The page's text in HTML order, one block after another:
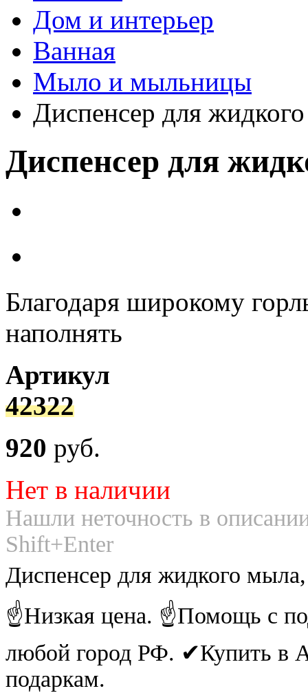
Дом и интерьер
Ванная
Мыло и мыльницы
Диспенсер для
Диспенсер для
Благодаря широкому
наполнять
Артикул
42322
920 руб.
Нет в наличии
Нашли неточность в
Shift+Enter
Диспенсер для жидкого
☝Низкая цена. ☝Помощь с
любой город РФ. ✔Купить
подаркам.